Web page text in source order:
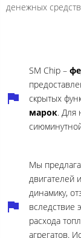
денежных
SM Chip –
скрытых
марок. Для
Мы
двигателей
динамику,
вследствие
расхода
агрегатов.